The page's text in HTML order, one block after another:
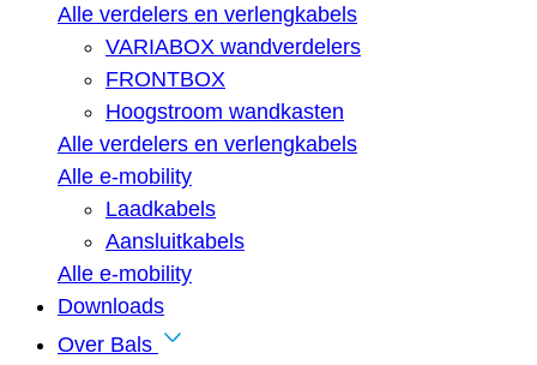
Alle verdelers en verlengkabels
VARIABOX wandverdelers
FRONTBOX
Hoogstroom wandkasten
Alle verdelers en verlengkabels
Alle e-mobility
Laadkabels
Aansluitkabels
Alle e-mobility
Downloads
Over Bals